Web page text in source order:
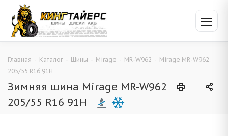
Главная - Каталог - Шины - Mirage - MR-W962 - Mirage MR-W962
205/55 R16 91H
Зимняя шина Mirage MR-W962
205/55 R16 91H